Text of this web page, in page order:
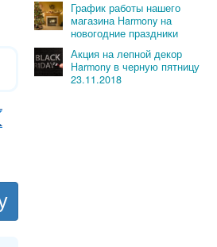
График работы нашего
магазина Harmony на
новогодние праздники
Акция на лепной декор
Harmony в черную пятницу
23.11.2018